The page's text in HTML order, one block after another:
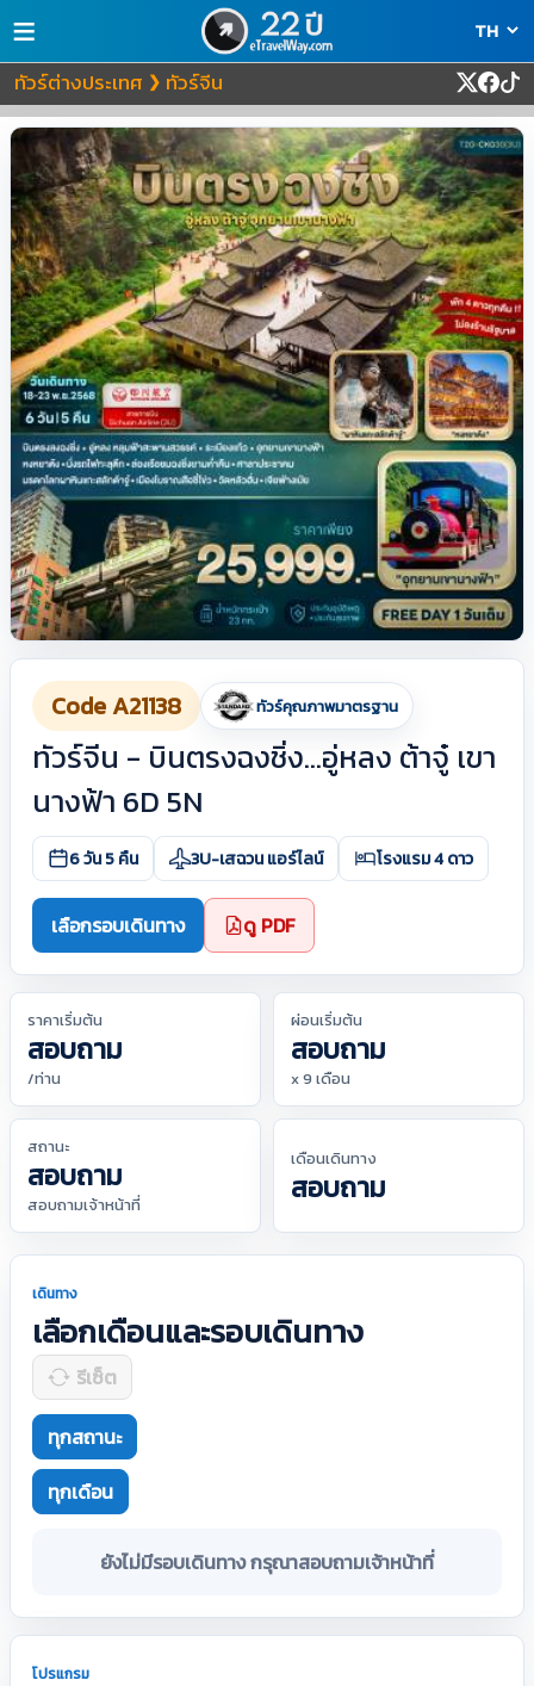
≡
ทัวร์ต่างประเทศ ❯ ทัวร์จีน
Code A21138 ทัวร์คุณภาพมาตรฐาน
ทัวร์จีน - บินตรงฉงชิ่ง...อู่หลง ต้าจู๋ เขา
นางฟ้า 6D 5N
6 วัน 5 คืน 3U-เสฉวน แอร์ไลน์ โรงแรม 4 ดาว
เลือกรอบเดินทาง ดู PDF
ราคาเริ่มต้น
สอบถาม
/ท่าน
ผ่อนเริ่มต้น
สอบถาม
x 9 เดือน
สถานะ
สอบถาม
สอบถามเจ้าหน้าที่
เดือนเดินทาง
สอบถาม
เดินทาง
เลือกเดือนและรอบเดินทาง
รีเซ็ต
ทุกสถานะ
ทุกเดือน
ยังไม่มีรอบเดินทาง กรุณาสอบถามเจ้าหน้าที่
โปรแกรม